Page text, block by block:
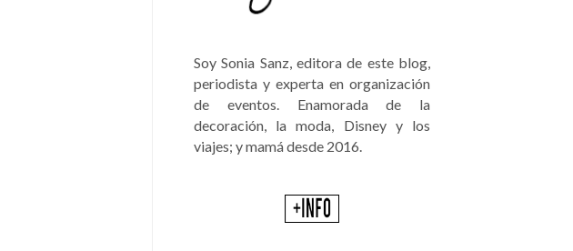
Soy Sonia Sanz, editora de este blog,
periodista y experta en organización
de eventos. Enamorada de la
decoración, la moda, Disney y los
viajes; y mamá desde 2016.